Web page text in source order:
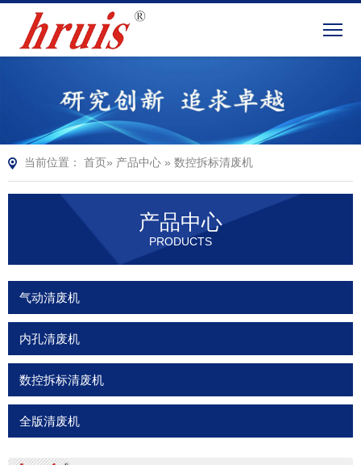
当前位置： 首页» 产品中心 » 数控拆标清废机
产品中心
PRODUCTS
气动清废机
内孔清废机
数控拆标清废机
全版清废机